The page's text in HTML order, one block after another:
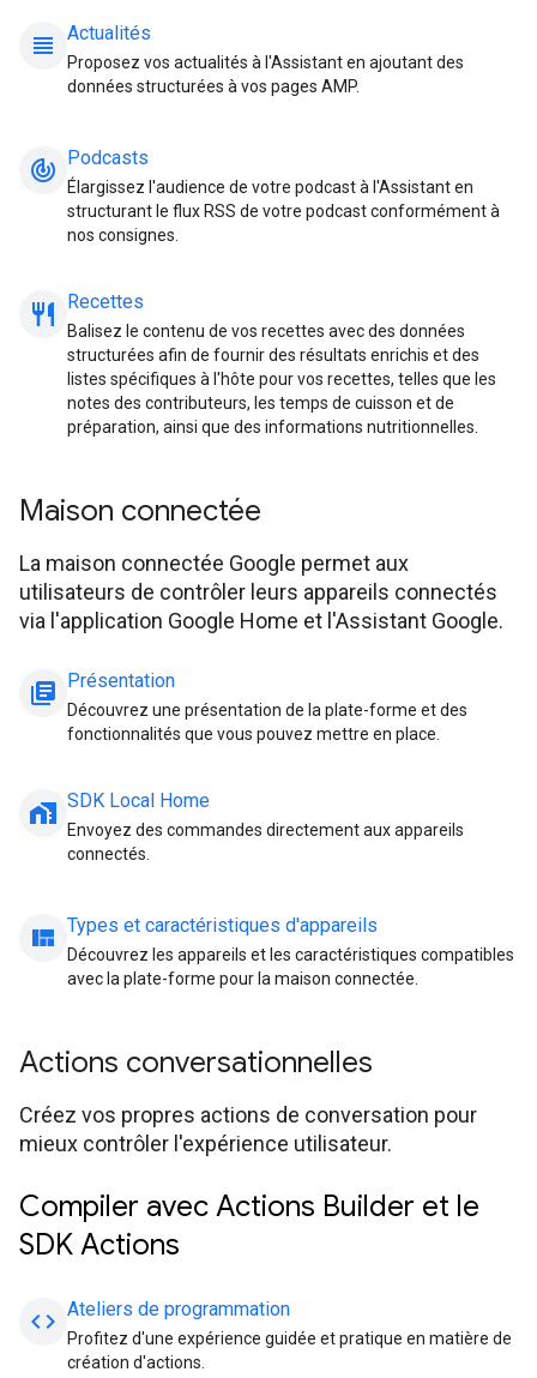
view_headline Actualités
Proposez vos actualités à l'Assistant en ajoutant des
données structurées à vos pages AMP.
track_changes Podcasts
Élargissez l'audience de votre podcast à l'Assistant en
structurant le flux RSS de votre podcast conformément à
nos consignes.
restaurant_meal
Recettes
Balisez le contenu de vos recettes avec des données
structurées afin de fournir des résultats enrichis et des
listes spécifiques à l'hôte pour vos recettes, telles que les
notes des contributeurs, les temps de cuisson et de
préparation, ainsi que des informations nutritionnelles.
Maison connectée
La maison connectée Google permet aux
utilisateurs de contrôler leurs appareils connectés
via l'application Google Home et l'Assistant Google.
library_books Présentation
Découvrez une présentation de la plate-forme et des
fonctionnalités que vous pouvez mettre en place.
home_work SDK Local Home
Envoyez des commandes directement aux appareils
connectés.
view_quilt Types et caractéristiques d'appareils
Découvrez les appareils et les caractéristiques compatibles
avec la plate-forme pour la maison connectée.
Actions conversationnelles
Créez vos propres actions de conversation pour
mieux contrôler l'expérience utilisateur.
Compiler avec Actions Builder et le
SDK Actions
code Ateliers de programmation
Profitez d'une expérience guidée et pratique en matière de
création d'actions.